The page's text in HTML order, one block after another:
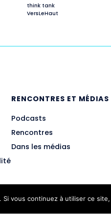
think tank
VersLeHaut
RENCONTRES ET MÉDIAS
Podcasts
Rencontres
Dans les médias
vous continuez à utiliser ce